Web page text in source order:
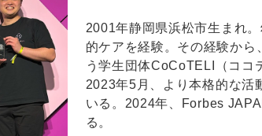
2001年静岡県浜松市生まれ
的ケアを経験。その経験か
う学生団体CoCoTELI（ココ
2023年5月、より本格的な活
いる。2024年、Forbes
る。